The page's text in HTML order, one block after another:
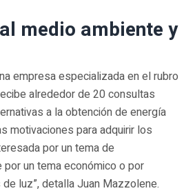
medio ambiente y
empresa especializada en el rubro
alrededor de 20 consultas
a la obtención de energía
motivaciones para adquirir los
por un tema de
un tema económico o por
luz”, detalla Juan Mazzolene.